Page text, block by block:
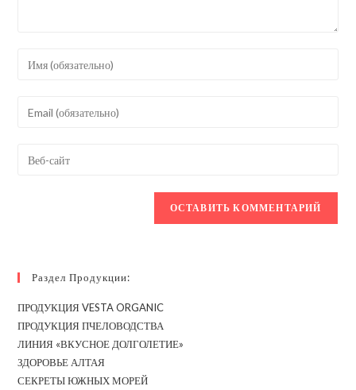
Введите
или
пользователя,
адрес,
Раздел Продукции:
ПРОДУКЦИЯ VESTA ORGANIC
ПРОДУКЦИЯ ПЧЕЛОВОДСТВА
ЛИНИЯ «ВКУСНОЕ ДОЛГОЛЕТИЕ»
ЗДОРОВЬЕ АЛТАЯ
СЕКРЕТЫ ЮЖНЫХ МОРЕЙ